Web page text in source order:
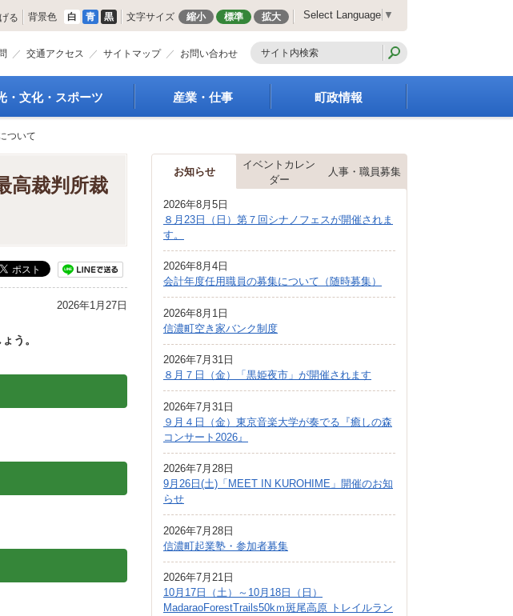
る 背景色 白 青 黒 文字サイズ 縮小 標準 拡大 Select Language ▼
交通アクセス サイトマップ お問い合わせ
・文化・スポーツ
際交流
産業・仕事
商工業振興
届出・証明・法令・規
企業の税金
入札・契約
指定管理者制度
求人情報
町政情報
庁舎案内
町長の部屋
都市整備
広報しなの
町制70周年記念
ついて
高裁判所裁
2026年1月27日
う。
お知らせ
イベントカレン
ダー
人事・職員募集
2026年8月5日
８月23日（日）第７回シナノフェスが開催されま
す。
2026年8月4日
会計年度任用職員の募集について（随時募集）
2026年8月1日
信濃町空き家バンク制度
2026年7月31日
８月７日（金）「黒姫夜市」が開催されます
2026年7月31日
９月４日（金）東京音楽大学が奏でる『癒しの森
コンサート2026』
2026年7月28日
9月26日(土)「MEET IN KUROHIME」開催のお知
らせ
2026年7月28日
信濃町起業塾・参加者募集
2026年7月21日
10月17日（土）～10月18日（日）
MadaraoForestTrails50kｍ斑尾高原 トレイルラン